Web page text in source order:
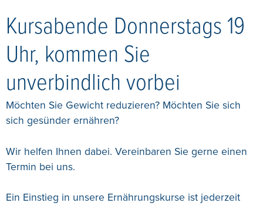
Kursabende Donnerstags 19
Uhr, kommen Sie
unverbindlich vorbei
Möchten Sie Gewicht reduzieren? Möchten Sie sich
sich gesünder ernähren?
Wir helfen Ihnen dabei. Vereinbaren Sie gerne einen
Termin bei uns.
Ein Einstieg in unsere Ernährungskurse ist jederzeit